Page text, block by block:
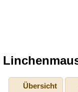
Übersicht